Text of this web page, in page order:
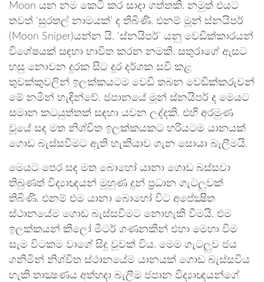
Moon යන නම කෙටි කර සාදා ගත්තකි. නමුත් එයට
තවත් ‘සුරතල් නාමයක්’ ද තිබිණි. එනම් මූන් ස්නයිපර්
(Moon Sniper)යන්න යි. ‘ස්නයිපර්’ යනු වෙඩික්කාරයන්
විශේෂයක් සඳහා භාවිත කරන නමකි. සතුරාගේ ඇසට
හසු නොවන දුරක සිට දූර දර්ශක සවි කළ
තුවක්කුවලින් ඉලක්කයටම වෙඩි තබන වෙඩික්කරුවන්
මේ නමින් හැඳින්වේ. ජපානයේ මූන් ස්නයිපර් ද මෙයට
සමාන කටයුත්තක් සඳහා යවන ලද්දකි. එහි අරමුණ
වූයේ සඳ මත නිශ්චිත ඉලක්කයකට හරියටම යානයක්
ගොඩ බැස්සවීමට ඇති හැකියාව ගැන සොයා බැලීමයි.
මෙයට පෙර සඳ මත බොහෝ යානා ගොඩ බස්සවා
තිබුණත් විද්‍යාඥයන් මුහුණ දුන් ප්‍රධාන ගැටලුවක්
තිබිණි. එනම් එම යානා බොහෝ විට අපේක්‍ෂිත
ස්ථානයේම ගොඩ බැස්සවීමට නොහැකි වීමයි. එම
ඉලක්කයන් කිලෝ මීටර් ගණනකින් එහා මෙහා වීම
සැම විටකම වාගේ සිදු වූවක් විය. මෙම ගැටලුව ජය
ගනිමින් නිශ්චිත ස්ථානයේම යානයක් ගොඩ බැස්සවිය
හැකි තාක්‍ෂණය අත්හදා බැලීම ජපාන විද්‍යාඥයන්ගේ